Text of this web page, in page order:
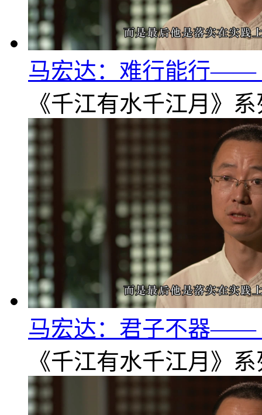
马宏达：难行能行——
《千江有水千江月》
马宏达：君子不器——
《千江有水千江月》